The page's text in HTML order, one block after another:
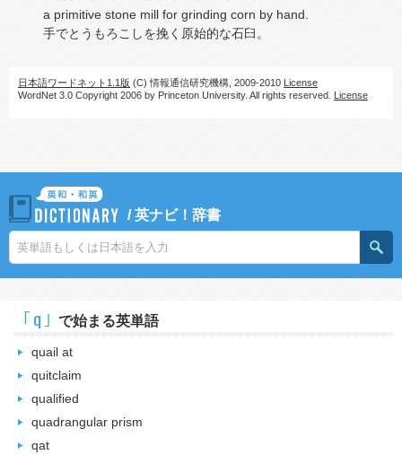
a primitive stone mill for grinding corn by hand.
手でとうもろこしを挽く原始的な石臼。
日本語ワードネット1.1版 (C) 情報通信研究機構, 2009-2010 License
WordNet 3.0 Copyright 2006 by Princeton University. All rights reserved. License
/英ナビ！辞書
｢q｣ で始まる英単語
quail at
quitclaim
qualified
quadrangular prism
qat